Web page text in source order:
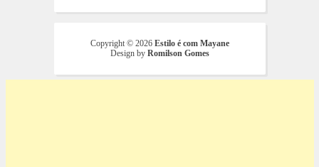
Copyright © 2026 Estilo é com Mayane
Design by Romilson Gomes